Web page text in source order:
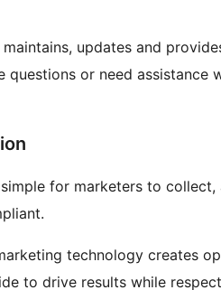
updates and
questions or need assistance
for marketers to
technology creates
to drive results while